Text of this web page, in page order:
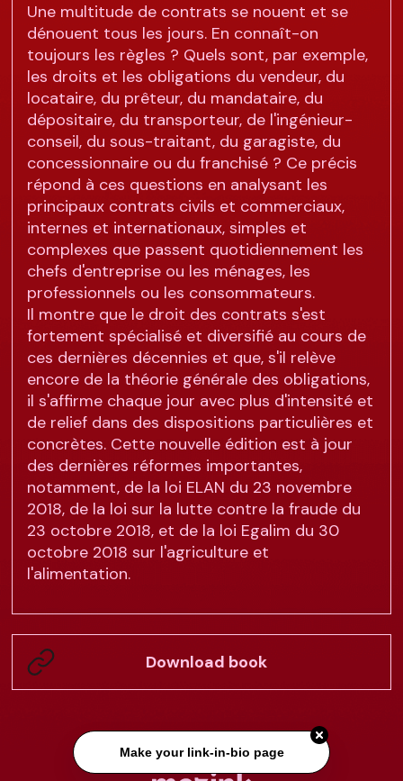
Une multitude de contrats se nouent et se
dénouent tous les jours. En connaît-on
toujours les règles ? Quels sont, par exemple,
les droits et les obligations du vendeur, du
locataire, du prêteur, du mandataire, du
dépositaire, du transporteur, de l'ingénieur-
conseil, du sous-traitant, du garagiste, du
concessionnaire ou du franchisé ? Ce précis
répond à ces questions en analysant les
principaux contrats civils et commerciaux,
internes et internationaux, simples et
complexes que passent quotidiennement les
chefs d'entreprise ou les ménages, les
professionnels ou les consommateurs.
Il montre que le droit des contrats s'est
fortement spécialisé et diversifié au cours de
ces dernières décennies et que, s'il relève
encore de la théorie générale des obligations,
il s'affirme chaque jour avec plus d'intensité et
de relief dans des dispositions particulières et
concrètes. Cette nouvelle édition est à jour
des dernières réformes importantes,
notamment, de la loi ELAN du 23 novembre
2018, de la loi sur la lutte contre la fraude du
23 octobre 2018, et de la loi Egalim du 30
octobre 2018 sur l'agriculture et
l'alimentation.
Download book
Make your link-in-bio page